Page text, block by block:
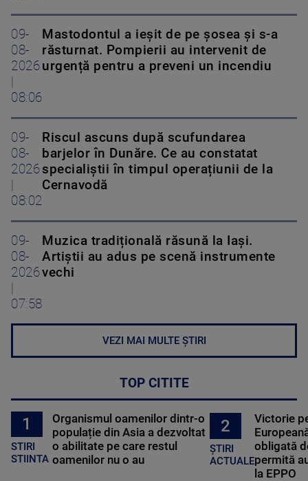
09-
08-
2026
|
08:06
Mastodontul a ieșit de pe șosea și s-a
răsturnat. Pompierii au intervenit de
urgență pentru a preveni un incendiu
09-
08-
2026
|
08:02
Riscul ascuns după scufundarea
barjelor în Dunăre. Ce au constatat
specialiștii în timpul operațiunii de la
Cernavodă
09-
08-
2026
|
07:58
Muzica tradițională răsună la Iași.
Artiștii au adus pe scenă instrumente
vechi
VEZI MAI MULTE ȘTIRI
TOP CITITE
1
STIRI
STIINTA
Organismul oamenilor dintr-o
populație din Asia a dezvoltat
o abilitate pe care restul
oamenilor nu o au
2
ȘTIRI
ACTUALE
Victorie
obligată
permită
la EPPO